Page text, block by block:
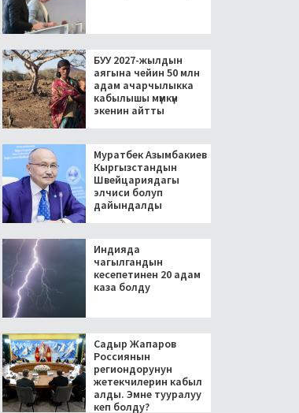
БУУ 2027-жылдын
аягына чейин 50 млн
адам ачарчылыкка
кабылышы мүмкүн
экенин айтты
Муратбек Азымбакиев
Кыргызстандын
Швейцариядагы
элчиси болуп
дайындалды
Индияда
чагылгандын
кесепетинен 20 адам
каза болду
Садыр Жапаров
Россиянын
региондорунун
жетекчилерин кабыл
алды. Эмне тууралуу
кеп болду?